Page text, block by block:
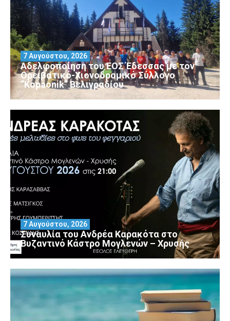
Αδελφοποίηση του ΕΟΣ Έδεσσας με τον
Ορειβατικό-Χιονοδρομικό Σύλλογο
“Kopaonik” Βελιγραδίου
7 Αυγούστου, 2026
Συναυλία του Ανδρέα Καρακότα στο
Βυζαντινό Κάστρο Μογλενών – Χρυσής
7 Αυγούστου, 2026